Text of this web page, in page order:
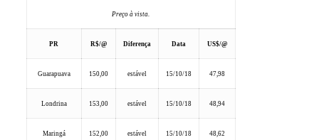
Preço à vista.
PR R$/@ Diferença Data US$/@
Guarapuava 150,00 estável 15/10/18 47,98
Londrina 153,00 estável 15/10/18 48,94
Maringá 152,00 estável 15/10/18 48,62